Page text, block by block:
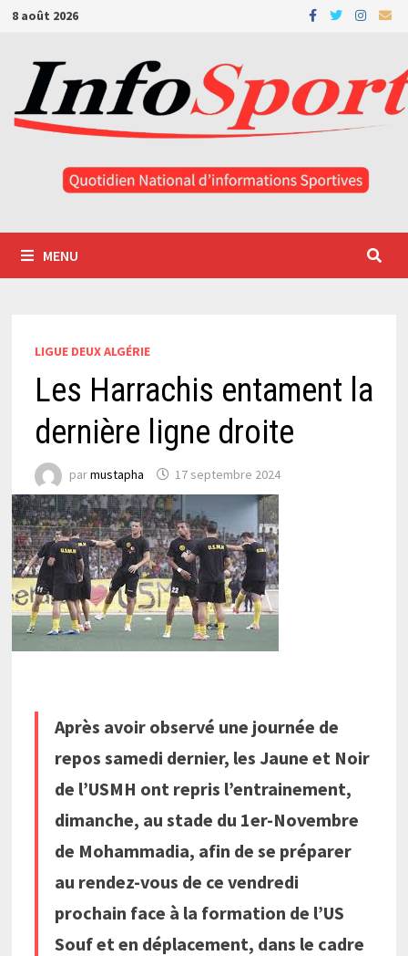
Passer
contenu
8 août 2026
MENU
LIGUE DEUX ALGÉRIE
Les Harrachis entament la
dernière ligne droite
parmustapha 17 septembre 2024
Après avoir observé une journée de
repos samedi dernier, les Jaune et Noir
de l’USMH ont repris l’entrainement,
dimanche, au stade du 1er-Novembre
de Mohammadia, afin de se préparer
au rendez-vous de ce vendredi
prochain face à la formation de l’US
Souf et en déplacement, dans le cadre